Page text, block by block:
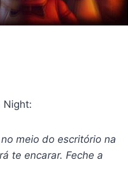
Night:
meio do escritório na
te encarar. Feche a